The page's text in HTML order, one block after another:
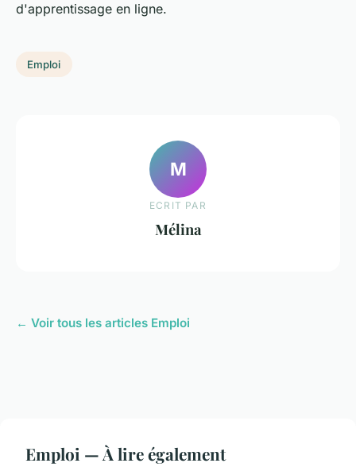
d'apprentissage en ligne.
Emploi
M
ECRIT PAR
Mélina
← Voir tous les articles Emploi
Emploi — À lire également